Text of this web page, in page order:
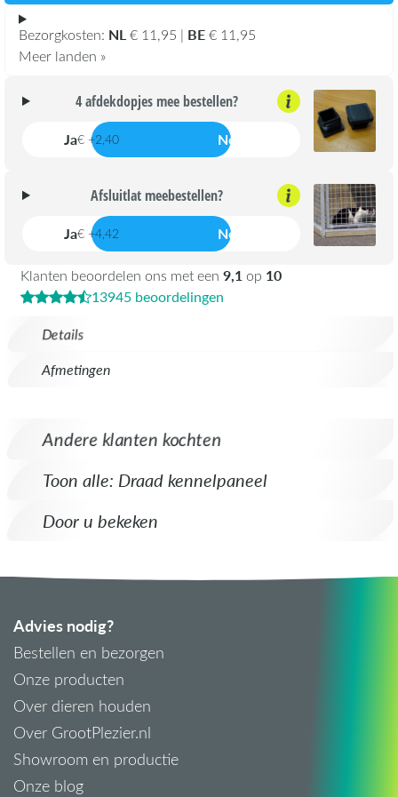
Details
Afmetingen
Bezorgkosten: NL€ 11,95 | BE€ 11,95
Meer landen »
Klanten beoordelen ons met een 9,1 op 10
13945 beoordelingen
4 afdekdopjes mee bestellen?
Ja€ +2,40 Nee
Afsluitlat meebestellen?
Ja€ +4,42 Nee
Andere klanten kochten
Toon alle: Draad kennelpaneel
Door u bekeken
Advies nodig?
Bestellen en bezorgen
Onze producten
Over dieren houden
Over GrootPlezier.nl
Showroom en productie
Onze blog